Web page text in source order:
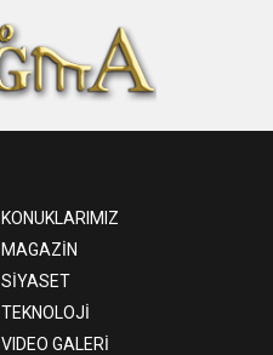
KONUKLARIMIZ
MAGAZİN
SİYASET
TEKNOLOJİ
VIDEO GALERİ